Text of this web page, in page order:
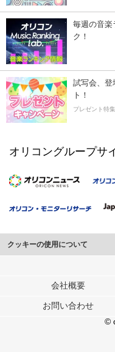
毎週の音楽
ク！
試写会、登
ト！
プレゼント特集
オリコングループサ
クッキーの使用について
このサイトでは Cookie を使用
行っています。
メディアや広告配信、データ解
各パートナーは、この情報とユ
ユーザーが各パートナーのサー
会社概要
お問い合わせ
©